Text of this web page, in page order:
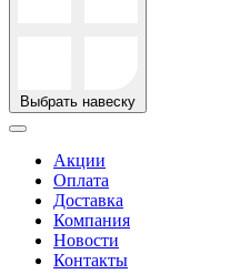
Выбрать навеску
Акции
Оплата
Доставка
Компания
Новости
Контакты